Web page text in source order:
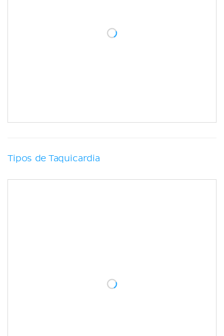
Tipos de Taquicardia